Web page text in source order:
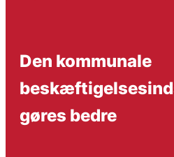
Den kommunale
gøres bedre